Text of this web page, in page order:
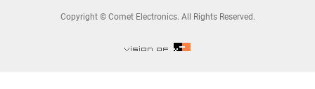
Copyright © Comet Electronics. All Rights Reserved.